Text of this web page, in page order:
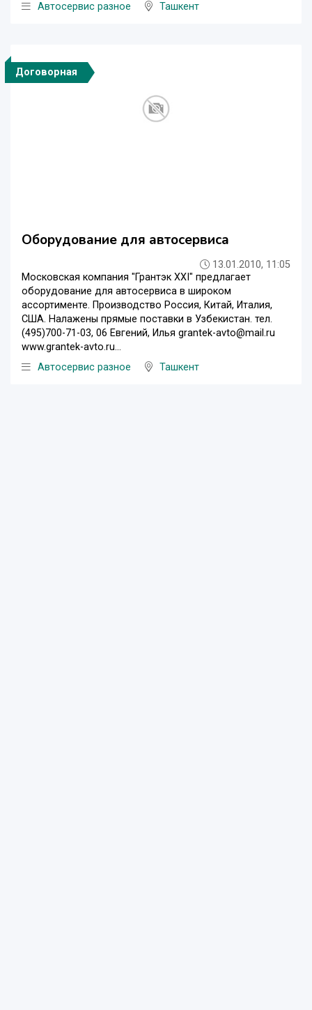
Автосервис разное Ташкент
Договорная
Оборудование для автосервиса
13.01.2010, 11:05
Московская компания "Грантэк XXI" предлагает
оборудование для автосервиса в широком
ассортименте. Производство Россия, Китай, Италия,
США. Налажены прямые поставки в Узбекистан. тел.
(495)700-71-03, 06 Евгений, Илья grantek-avto@mail.ru
www.grantek-avto.ru...
Автосервис разное
Ташкент